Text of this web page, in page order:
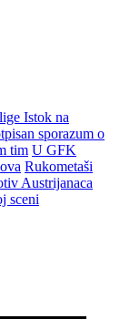
Istok na
sporazum o
tim U GFK
Rukometaši
Austrijanaca
sceni